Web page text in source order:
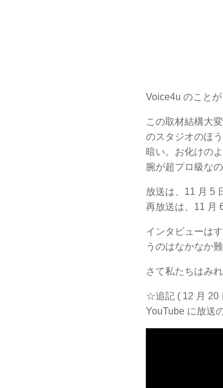
Voice4u のこと
この取材結構大
のスタジオのほ
暗い。お化けの
腕が超プロ級な
放送は、11 月 5
再放送は、11 月
インタビューは
うのはなかなか
さて私たちはみ
☆追記 ( 12 月 20
YouTube に放送